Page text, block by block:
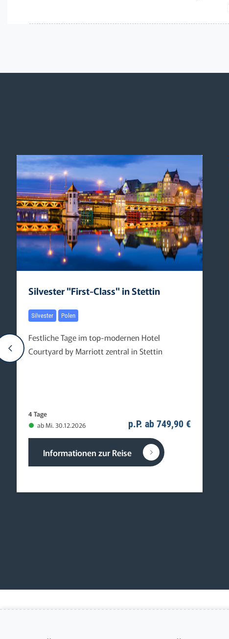
Silvester "First-Class" in Stettin
Silvester Polen
Festliche Tage im top-modernen Hotel
Courtyard by Marriott zentral in Stettin
4 Tage
ab Mi. 30.12.2026
p.P. ab 749,90 €
Informationen zur Reise